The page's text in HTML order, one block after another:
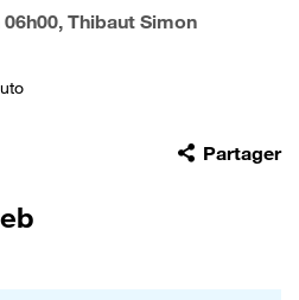
, Thibaut Simon
Partager